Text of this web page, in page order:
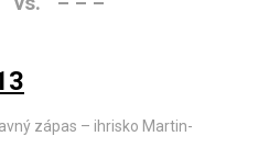
zápas – ihrisko Martin-